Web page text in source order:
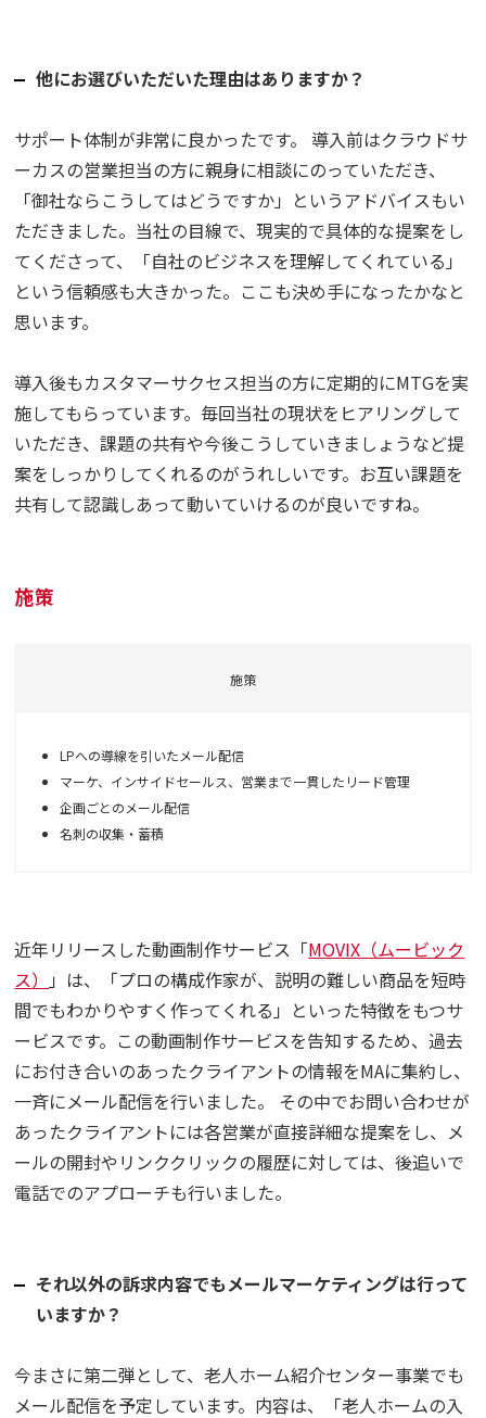
他にお選びいただいた理由はありますか？
サポート体制が非常に良かったです。 導入前はクラウドサ
ーカスの営業担当の方に親身に相談にのっていただき、
「御社ならこうしてはどうですか」というアドバイスもい
ただきました。当社の目線で、現実的で具体的な提案をし
てくださって、「自社のビジネスを理解してくれている」
という信頼感も大きかった。ここも決め手になったかなと
思います。
導入後もカスタマーサクセス担当の方に定期的にMTGを実
施してもらっています。毎回当社の現状をヒアリングして
いただき、課題の共有や今後こうしていきましょうなど提
案をしっかりしてくれるのがうれしいです。お互い課題を
共有して認識しあって動いていけるのが良いですね。
施策
施策
LPへの導線を引いたメール配信
マーケ、インサイドセールス、営業まで一貫したリード管理
企画ごとのメール配信
名刺の収集・蓄積
近年リリースした動画制作サービス「MOVIX（ムービック
ス）
」は、「プロの構成作家が、説明の難しい商品を短時
間でもわかりやすく作ってくれる」といった特徴をもつサ
ービスです。この動画制作サービスを告知するため、過去
にお付き合いのあったクライアントの情報をMAに集約し、
一斉にメール配信を行いました。 その中でお問い合わせが
あったクライアントには各営業が直接詳細な提案をし、メ
ールの開封やリンククリックの履歴に対しては、後追いで
電話でのアプローチも行いました。
それ以外の訴求内容でもメールマーケティングは行って
いますか？
今まさに第二弾として、老人ホーム紹介センター事業でも
メール配信を予定しています。内容は、「老人ホームの入